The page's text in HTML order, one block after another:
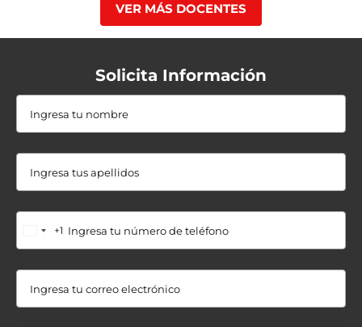
VER MÁS DOCENTES
Solicita Información
+1